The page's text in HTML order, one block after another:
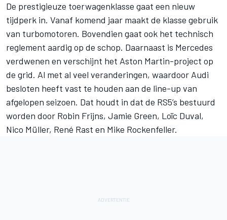
De prestigieuze toerwagenklasse gaat een nieuw
tijdperk in. Vanaf komend jaar maakt de klasse gebruik
van turbomotoren. Bovendien gaat ook het technisch
reglement aardig op de schop. Daarnaast is Mercedes
verdwenen en verschijnt het Aston Martin-project op
de grid. Al met al veel veranderingen, waardoor Audi
besloten heeft vast te houden aan de line-up van
afgelopen seizoen. Dat houdt in dat de RS5’s bestuurd
worden door Robin Frijns, Jamie Green, Loïc Duval,
Nico Müller, René Rast en Mike Rockenfeller.